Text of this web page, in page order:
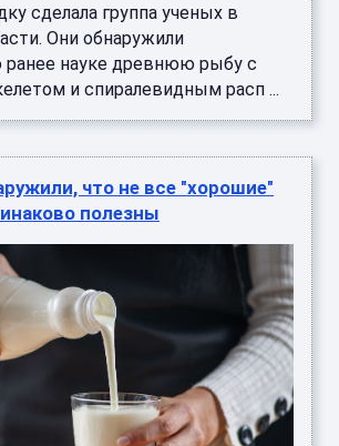
сделала группа ученых в
Они обнаружили
ранее науке древнюю рыбу с
и спиралевидным расп ...
что не все "хорошие"
полезны